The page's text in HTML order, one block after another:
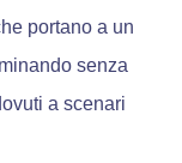
portano a un
senza
a scenari